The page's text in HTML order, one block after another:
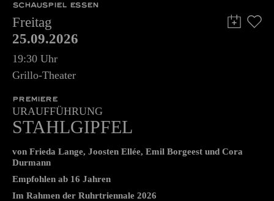
SCHAUSPIEL ESSEN
Freitag
25.09.2026
19:30 Uhr
Grillo-Theater
PREMIERE
URAUFFÜHRUNG
STAHLGIPFEL
von Frieda Lange, Joosten Ellée, Emil Borgeest und Cora
Durmann
Empfohlen ab 16 Jahren
Im Rahmen der Ruhrtriennale 2026